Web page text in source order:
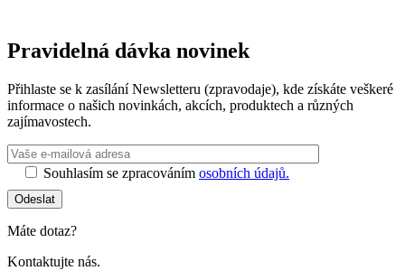
Pravidelná dávka novinek
Přihlaste se k zasílání Newsletteru (zpravodaje), kde získáte veškeré
informace o našich novinkách, akcích, produktech a různých
zajímavostech.
Souhlasím se zpracováním osobních údajů.
Odeslat
Máte dotaz?
Kontaktujte nás.